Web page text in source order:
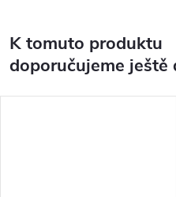
K tomuto produktu
doporučujeme ještě